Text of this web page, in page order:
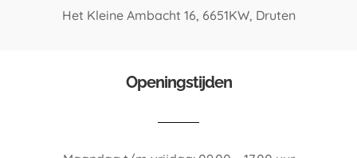
Het Kleine Ambacht 16, 6651KW, Druten
Openingstijden